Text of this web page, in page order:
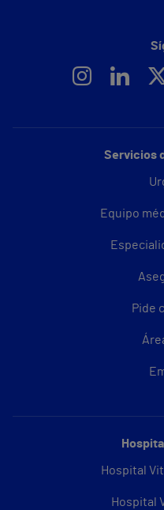
Servicios
Equipo
Pide
Hospital
Hospital